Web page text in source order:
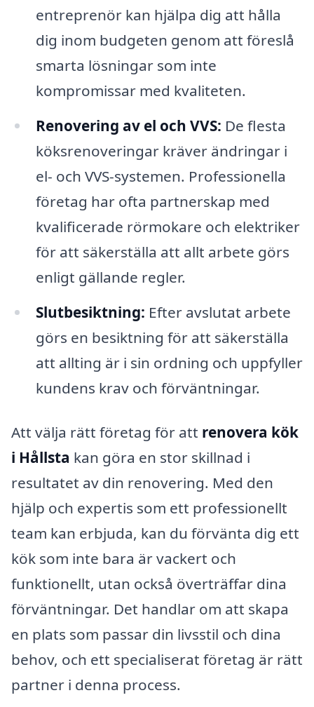
entreprenör kan hjälpa dig att hålla
dig inom budgeten genom att föreslå
smarta lösningar som inte
kompromissar med kvaliteten.
Renovering av el och VVS: De flesta
köksrenoveringar kräver ändringar i
el- och VVS-systemen. Professionella
företag har ofta partnerskap med
kvalificerade rörmokare och elektriker
för att säkerställa att allt arbete görs
enligt gällande regler.
Slutbesiktning: Efter avslutat arbete
görs en besiktning för att säkerställa
att allting är i sin ordning och uppfyller
kundens krav och förväntningar.
Att välja rätt företag för att renovera kök
i Hållsta kan göra en stor skillnad i
resultatet av din renovering. Med den
hjälp och expertis som ett professionellt
team kan erbjuda, kan du förvänta dig ett
kök som inte bara är vackert och
funktionellt, utan också överträffar dina
förväntningar. Det handlar om att skapa
en plats som passar din livsstil och dina
behov, och ett specialiserat företag är rätt
partner i denna process.